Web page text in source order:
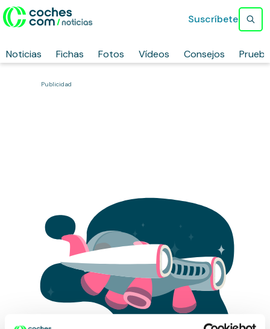
Noticias Fichas Fotos Vídeos Consejos
Suscríbete
Publicidad